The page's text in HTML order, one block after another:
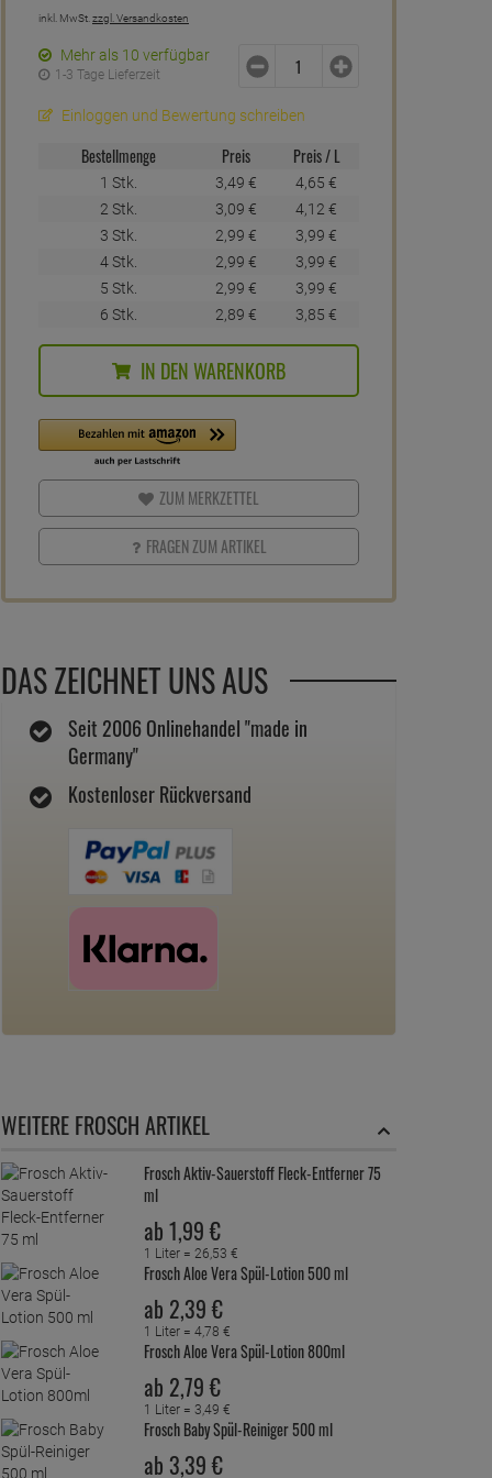
inkl. MwSt. zzgl. Versandkosten
Mehr als 10 verfügbar
1-3 Tage Lieferzeit
Einloggen und Bewertung schreiben
Bestellmenge Preis Preis / L
1 Stk. 3, 49 € 4, 65 €
2 Stk.
3, 09 € 4, 12 €
3 Stk.
2, 99 € 3, 99 €
4 Stk.
2, 99 € 3, 99 €
5 Stk.
2, 99 € 3, 99 €
6 Stk.
2, 89 € 3, 85 €
IN DEN WARENKORB
ZUM MERKZETTEL
FRAGEN ZUM ARTIKEL
DAS ZEICHNET UNS AUS
Seit 2006 Onlinehandel "made in
Germany"
Kostenloser Rückversand
WEITERE FROSCH ARTIKEL
Frosch Aktiv-Sauerstoff Fleck-Entferner 75
ml
ab 1,99 €
1 Liter = 26,53 €
Frosch Aloe Vera Spül-Lotion 500 ml
ab 2,39 €
1 Liter = 4,78 €
Frosch Aloe Vera Spül-Lotion 800ml
ab 2,79 €
1 Liter = 3,49 €
Frosch Baby Spül-Reiniger 500 ml
ab 3,39 €